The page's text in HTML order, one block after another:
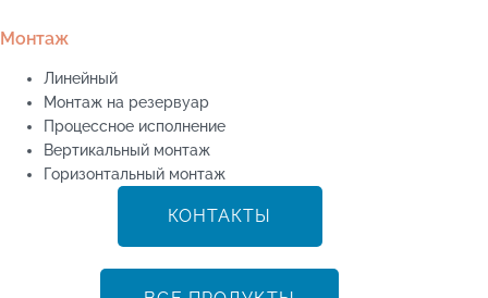
Монтаж
Линейный
Монтаж на резервуар
Процессное исполнение
Вертикальный монтаж
Горизонтальный монтаж
КОНТАКТЫ